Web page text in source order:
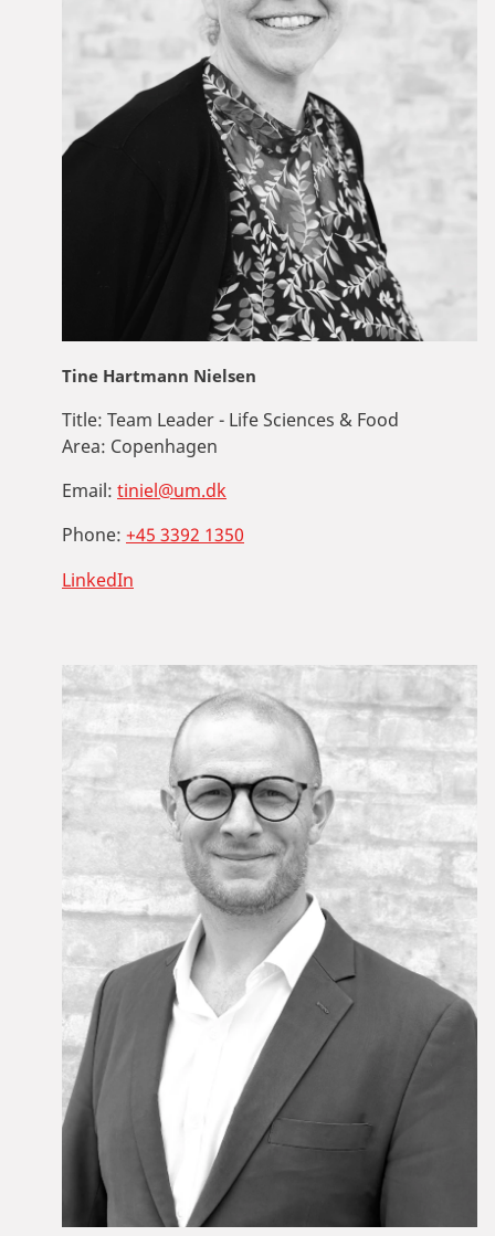
Tine Hartmann Nielsen
Title: Team Leader - Life Sciences & Food
Area: Copenhagen
Email: tiniel@um.dk
Phone: +45 3392 1350
LinkedIn